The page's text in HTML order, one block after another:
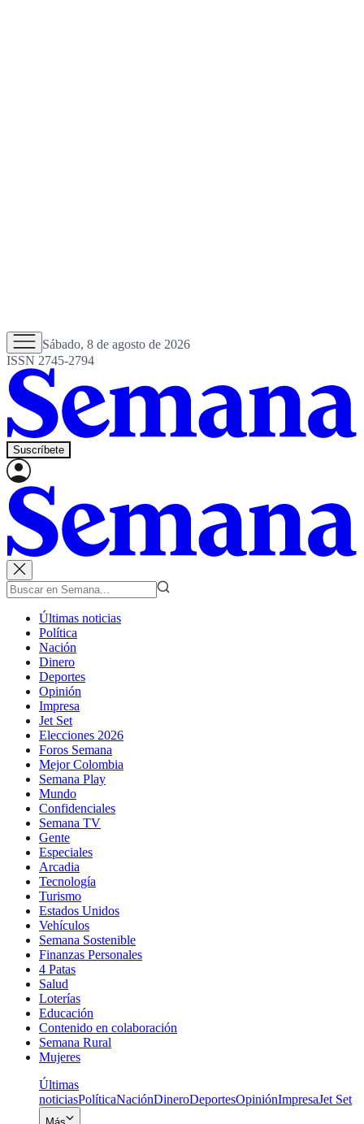
Sábado, 8 de agosto de 2026
ISSN 2745-2794
Suscríbete
Últimas noticias
Política
Nación
Dinero
Deportes
Opinión
Impresa
Jet Set
Elecciones 2026
Foros Semana
Mejor Colombia
Semana Play
Mundo
Confidenciales
Semana TV
Gente
Especiales
Arcadia
Tecnología
Turismo
Estados Unidos
Vehículos
Semana Sostenible
Finanzas Personales
4 Patas
Salud
Loterías
Educación
Contenido en colaboración
Semana Rural
Mujeres
Últimas
noticiasPolíticaNaciónDineroDeportesOpiniónImpresaJet Set